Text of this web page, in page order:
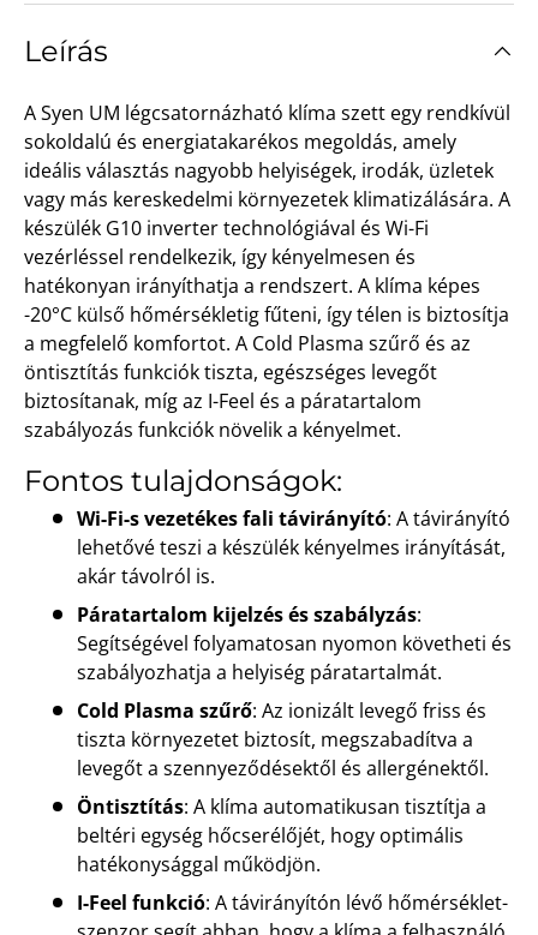
Leírás
A Syen UM légcsatornázható klíma szett egy rendkívül
sokoldalú és energiatakarékos megoldás, amely
ideális választás nagyobb helyiségek, irodák, üzletek
vagy más kereskedelmi környezetek klimatizálására. A
készülék G10 inverter technológiával és Wi-Fi
vezérléssel rendelkezik, így kényelmesen és
hatékonyan irányíthatja a rendszert. A klíma képes
-20°C külső hőmérsékletig fűteni, így télen is biztosítja
a megfelelő komfortot. A Cold Plasma szűrő és az
öntisztítás funkciók tiszta, egészséges levegőt
biztosítanak, míg az I-Feel és a páratartalom
szabályozás funkciók növelik a kényelmet.
Fontos tulajdonságok:
Wi-Fi-s vezetékes fali távirányító: A távirányító
lehetővé teszi a készülék kényelmes irányítását,
akár távolról is.
Páratartalom kijelzés és szabályzás:
Segítségével folyamatosan nyomon követheti és
szabályozhatja a helyiség páratartalmát.
Cold Plasma szűrő: Az ionizált levegő friss és
tiszta környezetet biztosít, megszabadítva a
levegőt a szennyeződésektől és allergénektől.
Öntisztítás: A klíma automatikusan tisztítja a
beltéri egység hőcserélőjét, hogy optimális
hatékonysággal működjön.
I-Feel funkció: A távirányítón lévő hőmérséklet-